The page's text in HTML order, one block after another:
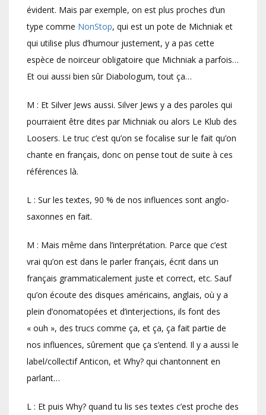
évident. Mais par exemple, on est plus proches d’un
type comme NonStop, qui est un pote de Michniak et
qui utilise plus d’humour justement, y a pas cette
espèce de noirceur obligatoire que Michniak a parfois…
Et oui aussi bien sûr Diabologum, tout ça…
M : Et Silver Jews aussi. Silver Jews y a des paroles qui
pourraient être dites par Michniak ou alors Le Klub des
Loosers. Le truc c’est qu’on se focalise sur le fait qu’on
chante en français, donc on pense tout de suite à ces
références là.
L : Sur les textes, 90 % de nos influences sont anglo-
saxonnes en fait.
M : Mais même dans l’interprétation. Parce que c’est
vrai qu’on est dans le parler français, écrit dans un
français grammaticalement juste et correct, etc. Sauf
qu’on écoute des disques américains, anglais, où y a
plein d’onomatopées et d’interjections, ils font des
« ouh », des trucs comme ça, et ça, ça fait partie de
nos influences, sûrement que ça s’entend. Il y a aussi le
label/collectif Anticon, et Why? qui chantonnent en
parlant…
L : Et puis Why? quand tu lis ses textes c’est proche des